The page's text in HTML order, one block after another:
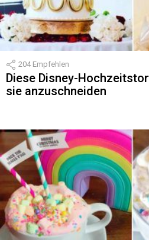
204Empfehlen
Diese Disney-
sie anzuschneiden